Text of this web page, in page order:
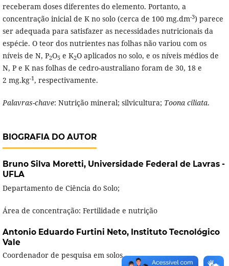
receberam doses diferentes do elemento. Portanto, a
concentração inicial de K no solo (cerca de 100 mg.dm-3) parece
ser adequada para satisfazer as necessidades nutricionais da
espécie. O teor dos nutrientes nas folhas não variou com os
níveis de N, P2O5e K2O aplicados no solo, e os níveis médios de
N, P e K nas folhas de cedro-australiano foram de 30, 18 e
2 mg.kg-1, respectivamente.
Palavras-chave: Nutrição mineral; silvicultura; Toona ciliata.
BIOGRAFIA DO AUTOR
Bruno Silva Moretti, Universidade Federal de Lavras -
UFLA
Departamento de Ciência do Solo;
Área de concentração: Fertilidade e nutrição
Antonio Eduardo Furtini Neto, Instituto Tecnológico
Vale
Coordenador de pesquisa em solos